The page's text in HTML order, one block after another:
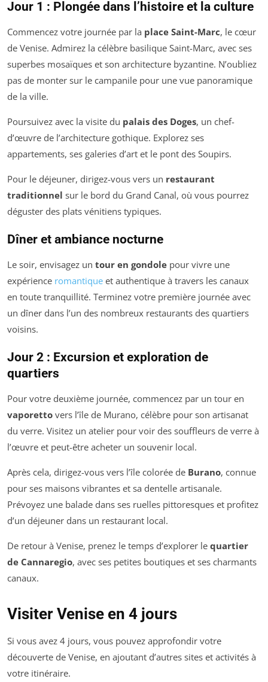
Jour 1 : Plongée dans l’histoire et la culture
Commencez votre journée par la place Saint-Marc, le cœur
de Venise. Admirez la célèbre basilique Saint-Marc, avec ses
superbes mosaïques et son architecture byzantine. N’oubliez
pas de monter sur le campanile pour une vue panoramique
de la ville.
Poursuivez avec la visite du palais des Doges, un chef-
d’œuvre de l’architecture gothique. Explorez ses
appartements, ses galeries d’art et le pont des Soupirs.
Pour le déjeuner, dirigez-vous vers un restaurant
traditionnel sur le bord du Grand Canal, où vous pourrez
déguster des plats vénitiens typiques.
Dîner et ambiance nocturne
Le soir, envisagez un tour en gondole pour vivre une
expérience romantique et authentique à travers les canaux
en toute tranquillité. Terminez votre première journée avec
un dîner dans l’un des nombreux restaurants des quartiers
voisins.
Jour 2 : Excursion et exploration de
quartiers
Pour votre deuxième journée, commencez par un tour en
vaporetto vers l’île de Murano, célèbre pour son artisanat
du verre. Visitez un atelier pour voir des souffleurs de verre à
l’œuvre et peut-être acheter un souvenir local.
Après cela, dirigez-vous vers l’île colorée de Burano, connue
pour ses maisons vibrantes et sa dentelle artisanale.
Prévoyez une balade dans ses ruelles pittoresques et profitez
d’un déjeuner dans un restaurant local.
De retour à Venise, prenez le temps d’explorer le quartier
de Cannaregio, avec ses petites boutiques et ses charmants
canaux.
Visiter Venise en 4 jours
Si vous avez 4 jours, vous pouvez approfondir votre
découverte de Venise, en ajoutant d’autres sites et activités à
votre itinéraire.